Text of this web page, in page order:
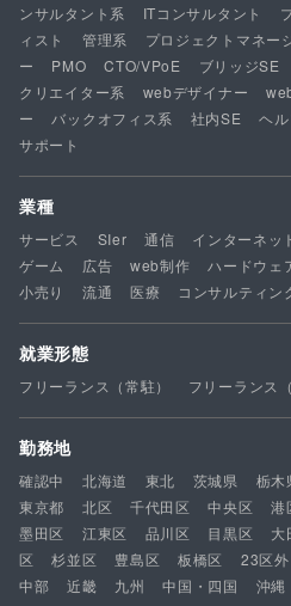
ンサルタント系
ITコンサルタント
ィスト
管理系 プロジェクトマネー
ー
PMO CTO/VPoE ブリッジSE
クリエイター系
webデザイナー
ー
バックオフィス系 社内SE ヘ
サポート
業種
サービス SIer 通信 インターネッ
ゲーム
広告 web制作 ハードウェ
小売り
流通 医療 コンサルティン
就業形態
フリーランス（常駐） フリーランス
勤務地
確認中 北海道 東北 茨城県 栃木
東京都
北区 千代田区 中央区 港
墨田区
江東区 品川区 目黒区 大
区
杉並区 豊島区 板橋区 23区外
中部
近畿 九州 中国・四国 沖縄